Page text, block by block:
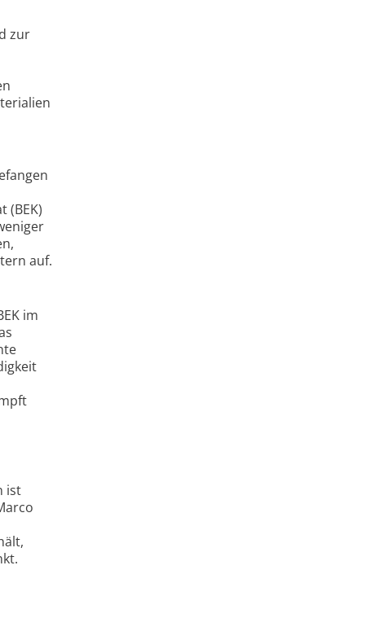
zur
(BEK)
auf.
im
ist